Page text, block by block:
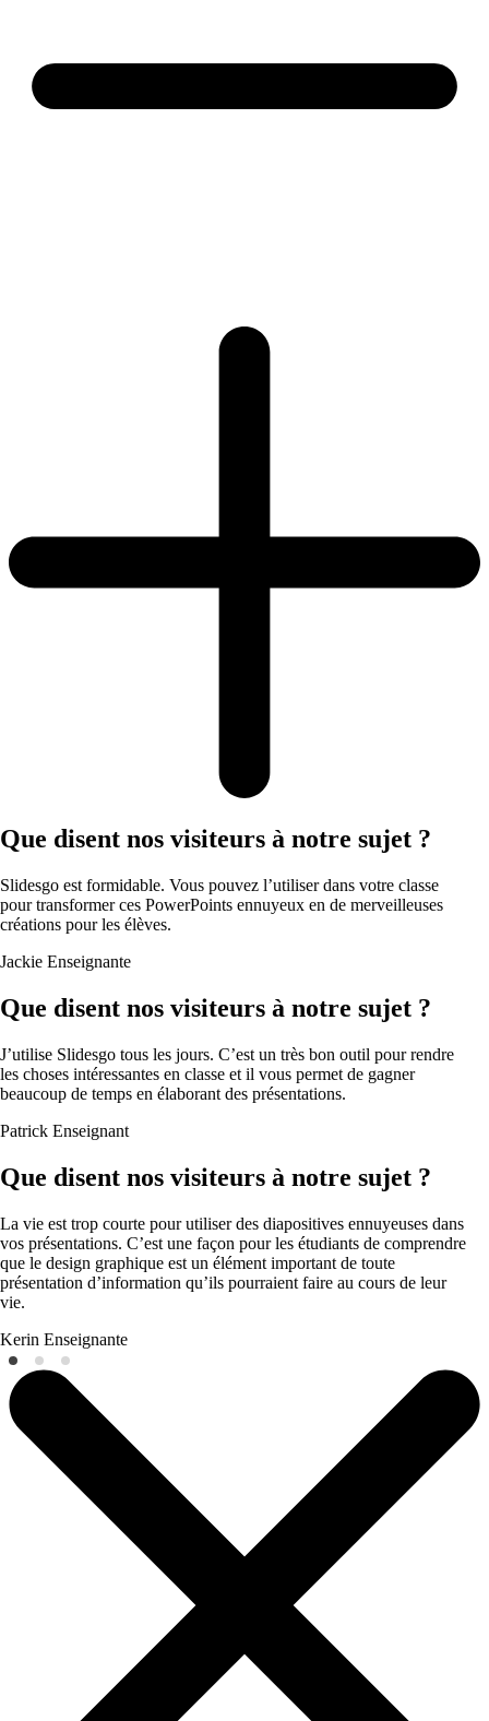
Que disent nos visiteurs à notre sujet ?
Slidesgo est formidable. Vous pouvez l’utiliser dans votre classe
pour transformer ces PowerPoints ennuyeux en de merveilleuses
créations pour les élèves.
Jackie Enseignante
Que disent nos visiteurs à notre sujet ?
J’utilise Slidesgo tous les jours. C’est un très bon outil pour rendre
les choses intéressantes en classe et il vous permet de gagner
beaucoup de temps en élaborant des présentations.
Patrick Enseignant
Que disent nos visiteurs à notre sujet ?
La vie est trop courte pour utiliser des diapositives ennuyeuses dans
vos présentations. C’est une façon pour les étudiants de comprendre
que le design graphique est un élément important de toute
présentation d’information qu’ils pourraient faire au cours de leur
vie.
Kerin Enseignante